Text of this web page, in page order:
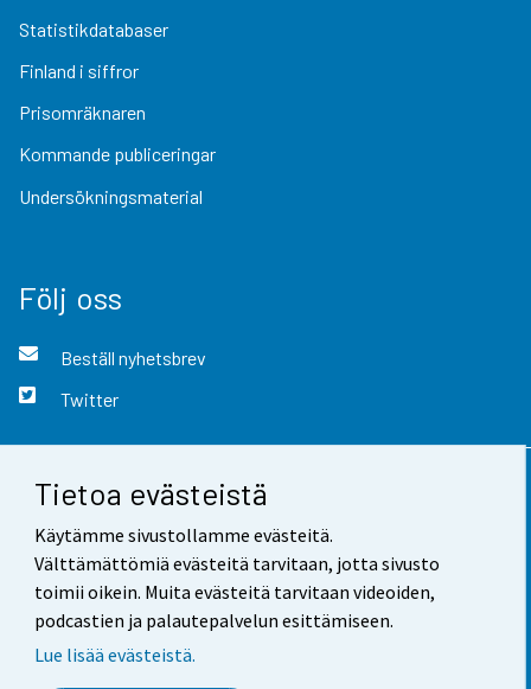
Tietoa evästeistä
Käytämme sivustollamme evästeitä.
Välttämättömiä evästeitä tarvitaan, jotta sivusto
toimii oikein. Muita evästeitä tarvitaan videoiden,
podcastien ja palautepalvelun esittämiseen.
Lue lisää evästeistä.
Statistikdatabaser
Finland i siffror
Prisomräknaren
Kommande publiceringar
Undersökningsmaterial
Följ oss
Beställ nyhetsbrev
Twitter
Kontaktinformation
Respons
Användarvillkor